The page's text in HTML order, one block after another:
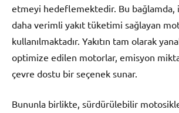
etmeyi hedeflemektedir. Bu bağlamda,
daha verimli yakıt tüketimi sağlayan
kullanılmaktadır. Yakıtın tam olarak
optimize edilen motorlar, emisyon
çevre dostu bir seçenek sunar.
Bununla birlikte, sürdürülebilir